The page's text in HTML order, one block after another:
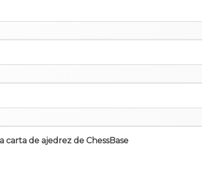
carta de ajedrez de ChessBase